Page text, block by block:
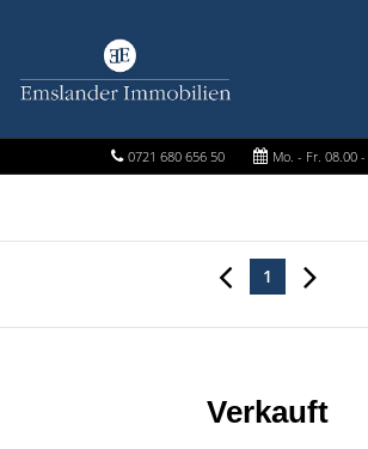
0721 680 656 50 Mo. - Fr. 08.00
1
Verkauft